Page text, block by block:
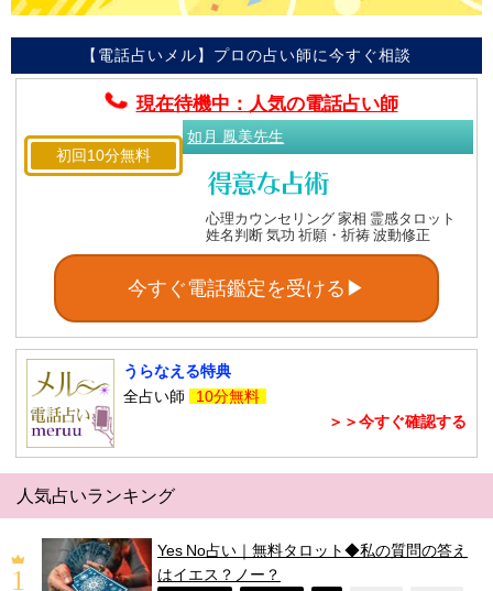
【電話占いメル】プロの占い師に今すぐ相談
現在待機中：人気の電話占い師
初回10分無料
如月 鳳美先生
心理カウンセリング 家相 霊感タロット
姓名判断 気功 祈願・祈祷 波動修正
今すぐ電話鑑定を受ける▶
うらなえる特典
全占い師
10分無料
＞＞今すぐ確認する
人気占いランキング
Yes No占い｜無料タロット◆私の質問の答え
はイエス？ノー？